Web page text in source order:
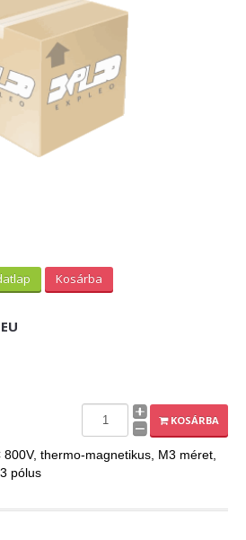
Kosárba
KOSÁRBA
thermo-magnetikus, M3 méret,
pólus